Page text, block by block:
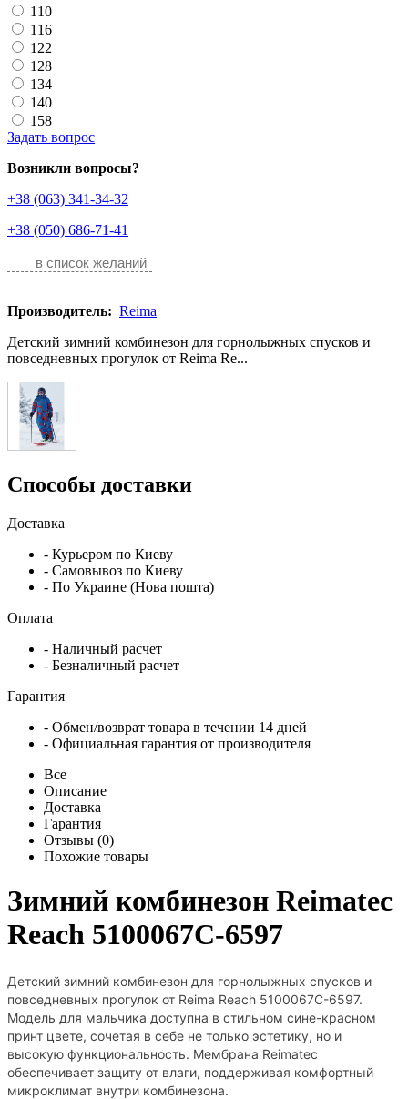
110
116
122
128
134
140
158
Задать вопрос
Возникли вопросы?
+38 (063) 341-34-32
+38 (050) 686-71-41
в список желаний
Производитель: Reima
Детский зимний комбинезон для горнолыжных спусков и
повседневных прогулок от Reima Re...
Способы доставки
Доставка
- Курьером по Киеву
- Самовывоз по Киеву
- По Украине (Нова пошта)
Оплата
- Наличный расчет
- Безналичный расчет
Гарантия
- Обмен/возврат товара в течении 14 дней
- Официальная гарантия от производителя
Все
Описание
Доставка
Гарантия
Отзывы (0)
Похожие товары
Зимний комбинезон Reimatec
Reach 5100067C-6597
Детский зимний комбинезон для горнолыжных спусков и
повседневных прогулок от Reima Reach 5100067C-6597.
Модель для мальчика доступна в стильном сине-красном
принт цвете, сочетая в себе не только эстетику, но и
высокую функциональность. Мембрана Reimatec
обеспечивает защиту от влаги, поддерживая комфортный
микроклимат внутри комбинезона.